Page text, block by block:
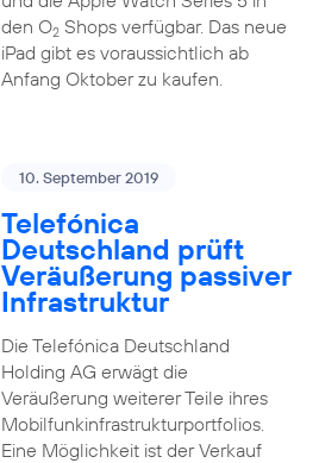
den O2Shops verfügbar. Das neue
iPad gibt es voraussichtlich ab
Anfang Oktober zu kaufen.
10. September 2019
Telefónica
Deutschland prüft
Veräußerung passiver
Infrastruktur
Die Telefónica Deutschland
Holding AG erwägt die
Veräußerung weiterer Teile ihres
Mobilfunkinfrastrukturportfolios.
Eine Möglichkeit ist der Verkauf